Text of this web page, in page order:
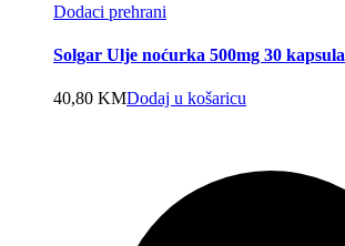
Dodaci prehrani
Solgar Ulje noćurka 500mg 30 kapsula
40,80 KMDodaj u košaricu